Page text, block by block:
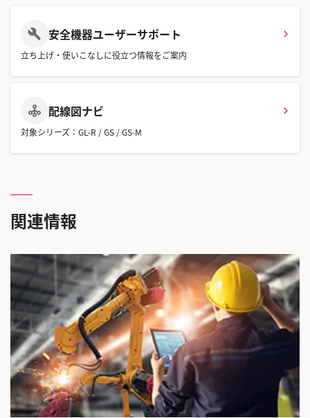
安全機器ユーザーサポート
立ち上げ・使いこなしに役立つ情報をご案内
配線図ナビ
対象シリーズ：GL-R / GS / GS-M
関連情報